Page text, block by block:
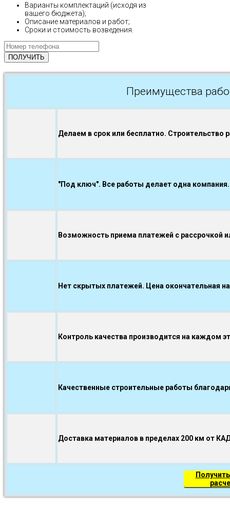
Варианты комплектаций (исходя из
вашего бюджета);
Описание материалов и работ;
Сроки и стоимость возведения.
Преимущества
Делаем в срок или бесплатно. Строительство
"Под ключ". Все работы делает одна компания.
Возможность приема платежей с рассрочкой
Нет скрытых платежей. Цена окончательная
Контроль качества производится на каждом
Качественные строительные работы
Доставка материалов в пределах 200 км от